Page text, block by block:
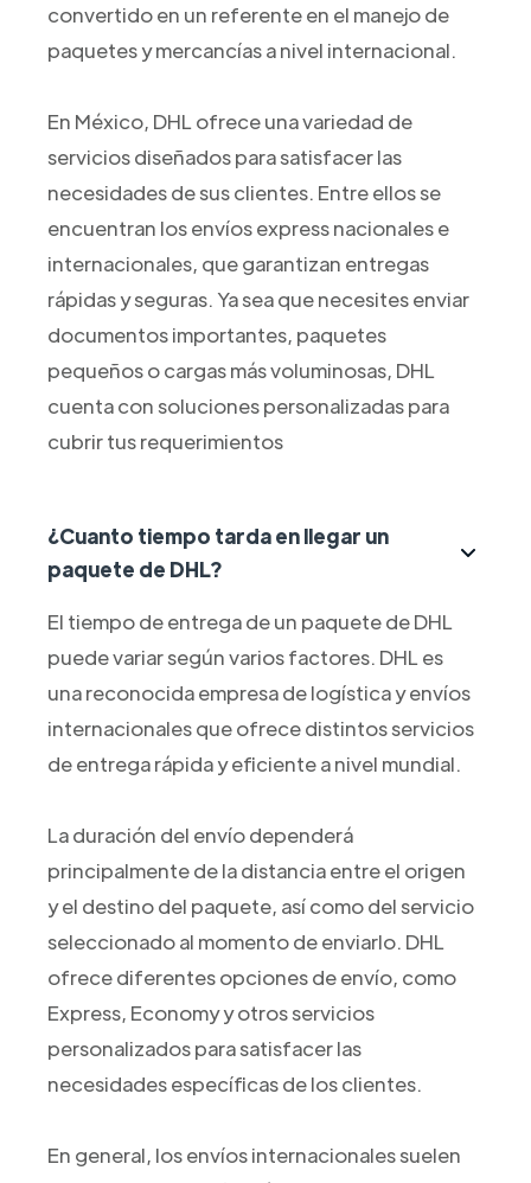
convertido en un referente en el manejo de
paquetes y mercancías a nivel internacional.
En México, DHL ofrece una variedad de
servicios diseñados para satisfacer las
necesidades de sus clientes. Entre ellos se
encuentran los envíos express nacionales e
internacionales, que garantizan entregas
rápidas y seguras. Ya sea que necesites enviar
documentos importantes, paquetes
pequeños o cargas más voluminosas, DHL
cuenta con soluciones personalizadas para
cubrir tus requerimientos
¿Cuanto tiempo tarda en llegar un
paquete de DHL?
El tiempo de entrega de un paquete de DHL
puede variar según varios factores. DHL es
una reconocida empresa de logística y envíos
internacionales que ofrece distintos servicios
de entrega rápida y eficiente a nivel mundial.
La duración del envío dependerá
principalmente de la distancia entre el origen
y el destino del paquete, así como del servicio
seleccionado al momento de enviarlo. DHL
ofrece diferentes opciones de envío, como
Express, Economy y otros servicios
personalizados para satisfacer las
necesidades específicas de los clientes.
En general, los envíos internacionales suelen